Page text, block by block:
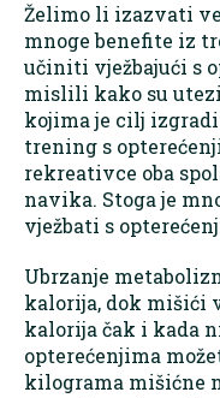
Želimo li izazvati
mnoge benefite iz
učiniti vježbajući s
mislili kako su
kojima je cilj
trening s
rekreativce oba
navika. Stoga je
vježbati s
Ubrzanje
kalorija, dok mišići
kalorija čak i kada
opterećenjima
kilograma mišićne